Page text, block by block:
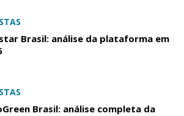
Brasil: análise da plataforma em
Brasil: análise completa da